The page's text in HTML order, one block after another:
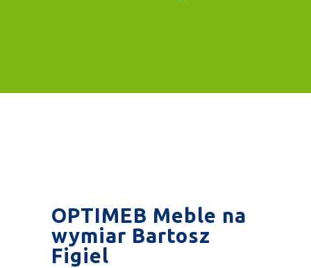
OPTIMEB Meble na
wymiar Bartosz
Figiel